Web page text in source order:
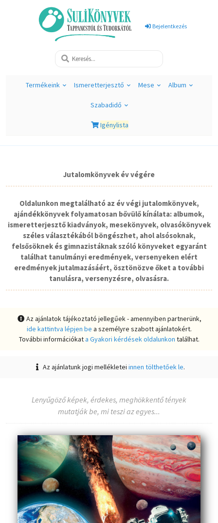
Bejelentkezés
Termékeink Ismeretterjesztő Mese Album
Szabadidő
Igénylista
Jutalomkönyvek év végére
Oldalunkon megtalálható az év végi jutalomkönyvek,
ajándékkönyvek folyamatosan bővülő kínálata: albumok,
ismeretterjesztő kiadványok, mesekönyvek, olvasókönyvek
széles választékából böngészhet, ahol alsósoknak,
felsősöknek és gimnazistáknak szóló könyveket egyaránt
találhat tanulmányi eredmények, versenyeken elért
eredmények jutalmazásáért, ösztönözve őket a további
tanulásra, versenyzésre, olvasásra.
Az ajánlatok tájékoztató jellegűek - amennyiben partnerünk,
ide kattintva lépjen be a személyre szabott ajánlatokért.
További információkata Gyakori kérdések oldalunkon találhat.
Az ajánlatunk jogi mellékleteiinnen tölthetőek le.
Lenyűgöző képek, érdekes, meghökkentő tények
mutatják be, mi teszi az egyes...